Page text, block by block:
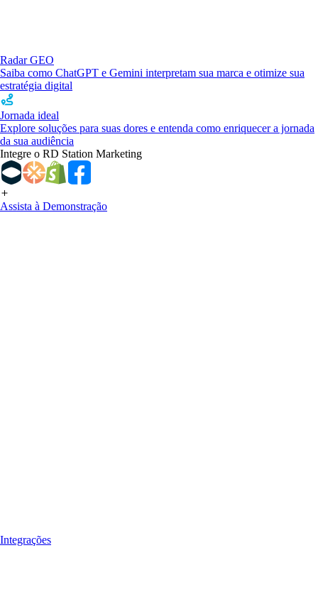
Radar GEO
Saiba como ChatGPT e Gemini interpretam sua marca e otimize sua
estratégia digital
Jornada ideal
Explore soluções para suas dores e entenda como enriquecer a jornada
da sua audiência
Integre o RD Station Marketing
Assista à Demonstração
Integrações